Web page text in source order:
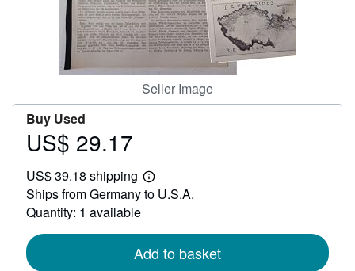
CLOSE
Seller Image
Buy Used
Price
29.17
US$ 29.17
US$ 39.18 shipping
Learn
more
Ships from Germany to U.S.A.
Quantity: 1 available
Add to basket